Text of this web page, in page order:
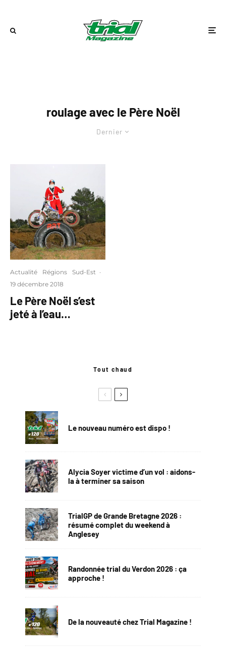
roulage avec le Père Noël
Dernier
Actualité Régions Sud-Est ·
19 décembre 2018
Le Père Noël s’est
jeté à l’eau…
Tout chaud
Le nouveau numéro est dispo !
Alycia Soyer victime d’un vol : aidons-
la à terminer sa saison
TrialGP de Grande Bretagne 2026 :
résumé complet du weekend à
Anglesey
Randonnée trial du Verdon 2026 : ça
approche !
De la nouveauté chez Trial Magazine !